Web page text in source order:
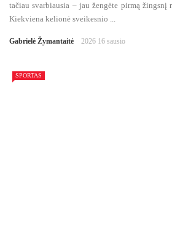
tačiau svarbiausia – jau žengėte pirmą žingsnį
Kiekviena kelionė sveikesnio ...
Gabrielė Žymantaitė 2026 16 sausio
SPORTAS